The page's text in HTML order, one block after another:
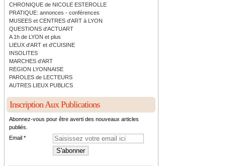
CHRONIQUE de NICOLE ESTEROLLE
PRATIQUE: annonces - conférences
MUSEES et CENTRES d'ART à LYON
QUESTIONS d'ACTUART
A 1h de LYON et plus
LIEUX d'ART et d'CUISINE
INSOLITES
MARCHES d'ART
REGION LYONNAISE
PAROLES de LECTEURS
AUTRES LIEUX PUBLICS
Inscription Aux Publications
Abonnez-vous pour être averti des nouveaux articles
publiés.
Email